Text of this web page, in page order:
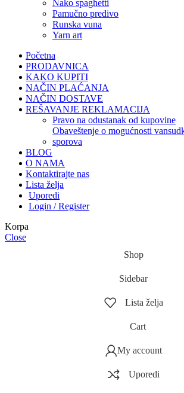
nako spaghetti
pamučno predivo
runska vuna
yarn art
Početna
PRODAVNICA
KAKO KUPITI
NAČIN PLAĆANJA
NAČIN DOSTAVE
REŠAVANJE REKLAMACIJA
pravo na odustanak od kupovine
obaveštenje o mogućnosti vansudkog rešavanja
sporova
BLOG
O NAMA
Kontaktirajte nas
Lista želja
Uporedi
Login / Register
Korpa
Close
Shop
Sidebar
Lista želja
Cart
My account
Uporedi